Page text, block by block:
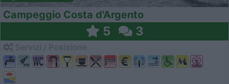
Campeggio Costa d'Argento
5 3